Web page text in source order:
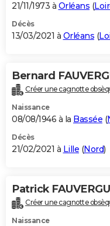
21/11/1973 à Orléans (
Décès
13/03/2021 à Orléans (
Bernard
Créer une cagnotte
Naissance
08/08/1946 à la Bassée (
Décès
21/02/2021 à Lille (Nord)
Patrick
Créer une cagnotte
Naissance